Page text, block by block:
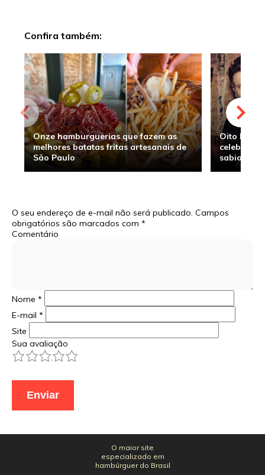
Confira também:
Onze hamburguerias que fazem as
melhores batatas fritas artesanais de
São Paulo
Oito
sabia
O seu endereço de e-mail não será publicado. Campos
obrigatórios são marcados com *
Comentário
Nome *
E-mail *
Site
Sua avaliação
5
4
3
2
O maior site
especializado em
hambúrguer do Brasil